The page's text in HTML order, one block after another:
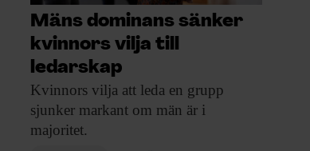
Mäns dominans sänker
kvinnors vilja till
ledarskap
Kvinnors vilja att leda en grupp
sjunker markant om män är i
majoritet.